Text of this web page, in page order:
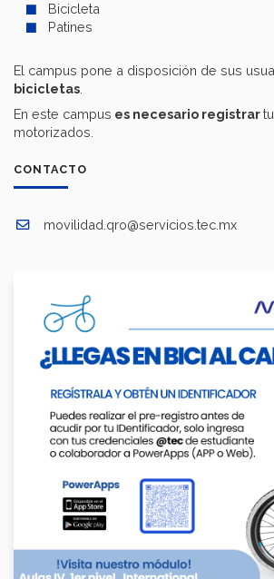
Bicicleta
Patines
El campus pone a disposición de sus
bicicletas.
En este campus es necesario registrar
motorizados.
CONTACTO
movilidad.qro@servicios.tec.mx